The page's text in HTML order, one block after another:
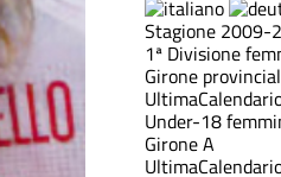
Stagione 2009-
1ª Divisione
Girone
Ultima
Under-18
Girone A
Ultima